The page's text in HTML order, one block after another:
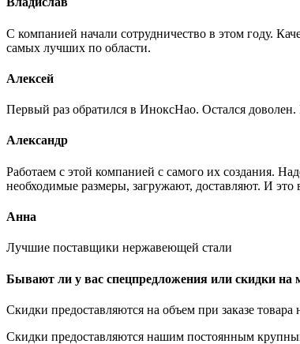
С компанией начали сотрудничество в этом году.
самых лучших по области.
Алексей
Первый раз обратился в ИноксНао. Остался
Александр
Работаем с этой компанией с самого их создания.
необходимые размеры, загружают, доставляют. И это
Анна
Лучшие поставщики нержавеющей стали
Бывают ли у вас спецпредложения или скидки на
Скидки предоставляются на объем при заказе
Скидки предоставляются нашим постоянным